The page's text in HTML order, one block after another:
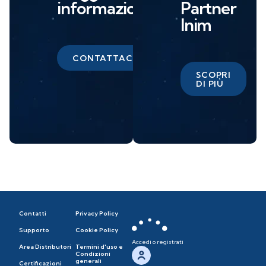
informazioni?
CONTATTACI
Partner
Inim
SCOPRI
DI PIÙ
Contatti
Supporto
Area Distributori
Certificazioni
Privacy Policy
Cookie Policy
Termini d'uso e
Condizioni
generali
Accedi o registrati